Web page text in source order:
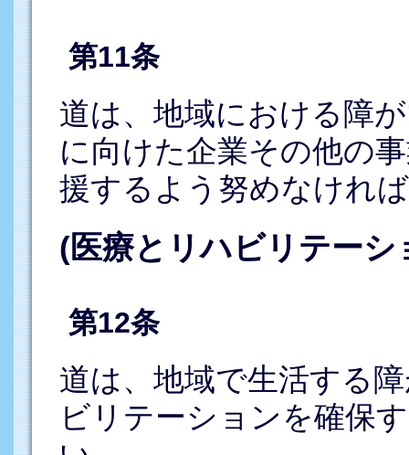
第11条
道は、地域における障
に向けた企業その他の
援するよう努めなけれ
(医療とリハビリテーシ
第12条
道は、地域で生活する
ビリテーションを確保